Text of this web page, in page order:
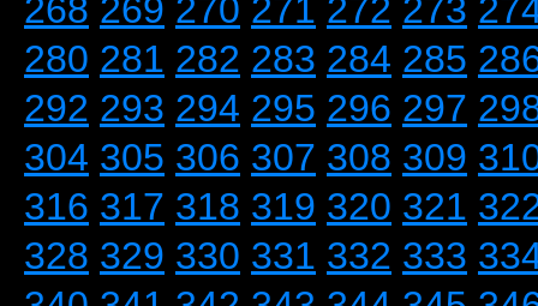
268 269 270 271 272 273
280 281 282 283 284 285
292 293 294 295 296 297
304 305 306 307 308 309
316 317 318 319 320 321
328 329 330 331 332 333